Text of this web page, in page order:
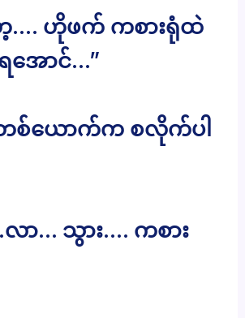
…. ဟိုဖက် ကစားရုံထဲ
အောင်…”
ယောက်က စလိုက်ပါ
ာ… သွား…. ကစား